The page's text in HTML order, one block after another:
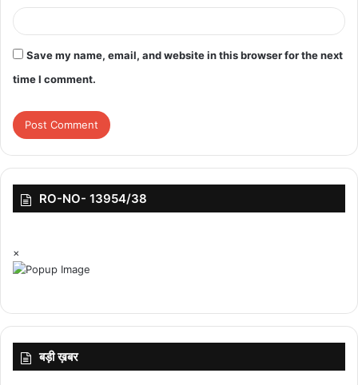
जनगणना कराने की बात कही। इस पर मुहर लगाई गई है। सभी वर्ग के आधार पर
उनकी भलाई के लिए योजनाएं बनाई जाएंगी, इसलिए जाति जनगणना होना जरूरी
है। Save my name, email, and website in this browser for the next
time I comment.
RO-NO- 13954/38
×
बड़ी ख़बर